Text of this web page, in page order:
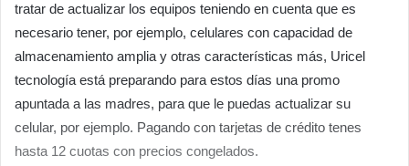
tratar de actualizar los equipos teniendo en cuenta que es
necesario tener, por ejemplo, celulares con capacidad de
almacenamiento amplia y otras características más, Uricel
tecnología está preparando para estos días una promo
apuntada a las madres, para que le puedas actualizar su
celular, por ejemplo. Pagando con tarjetas de crédito tenes
hasta 12 cuotas con precios congelados.